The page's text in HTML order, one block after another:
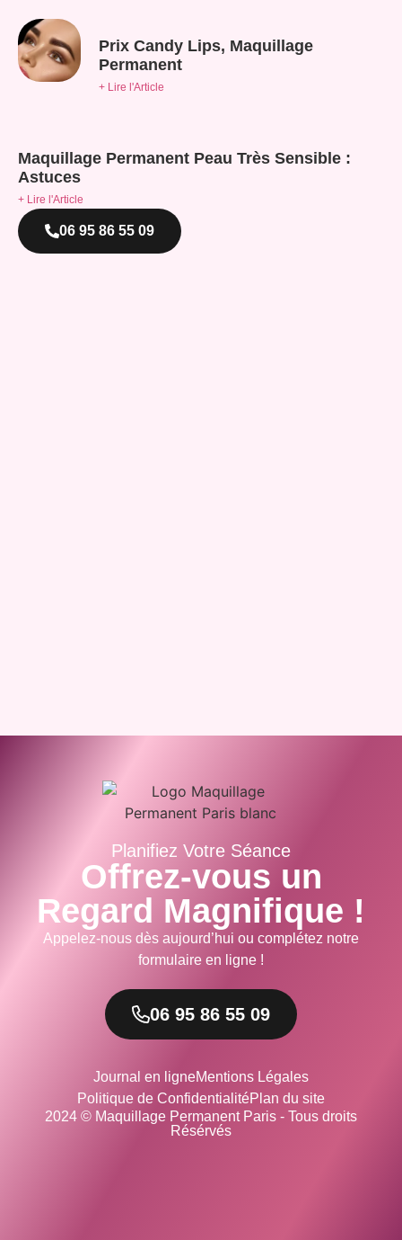
Prix Candy Lips, Maquillage
Permanent
+ Lire l'Article
Maquillage Permanent Peau Très Sensible :
Astuces
+ Lire l'Article
06 95 86 55 09
Planifiez Votre Séance
Offrez-vous un
Regard Magnifique !
Appelez-nous dès aujourd’hui ou complétez notre
formulaire en ligne !
06 95 86 55 09
Journal en ligneMentions Légales
Politique de ConfidentialitéPlan du site
2024 © Maquillage Permanent Paris - Tous droits
Résérvés